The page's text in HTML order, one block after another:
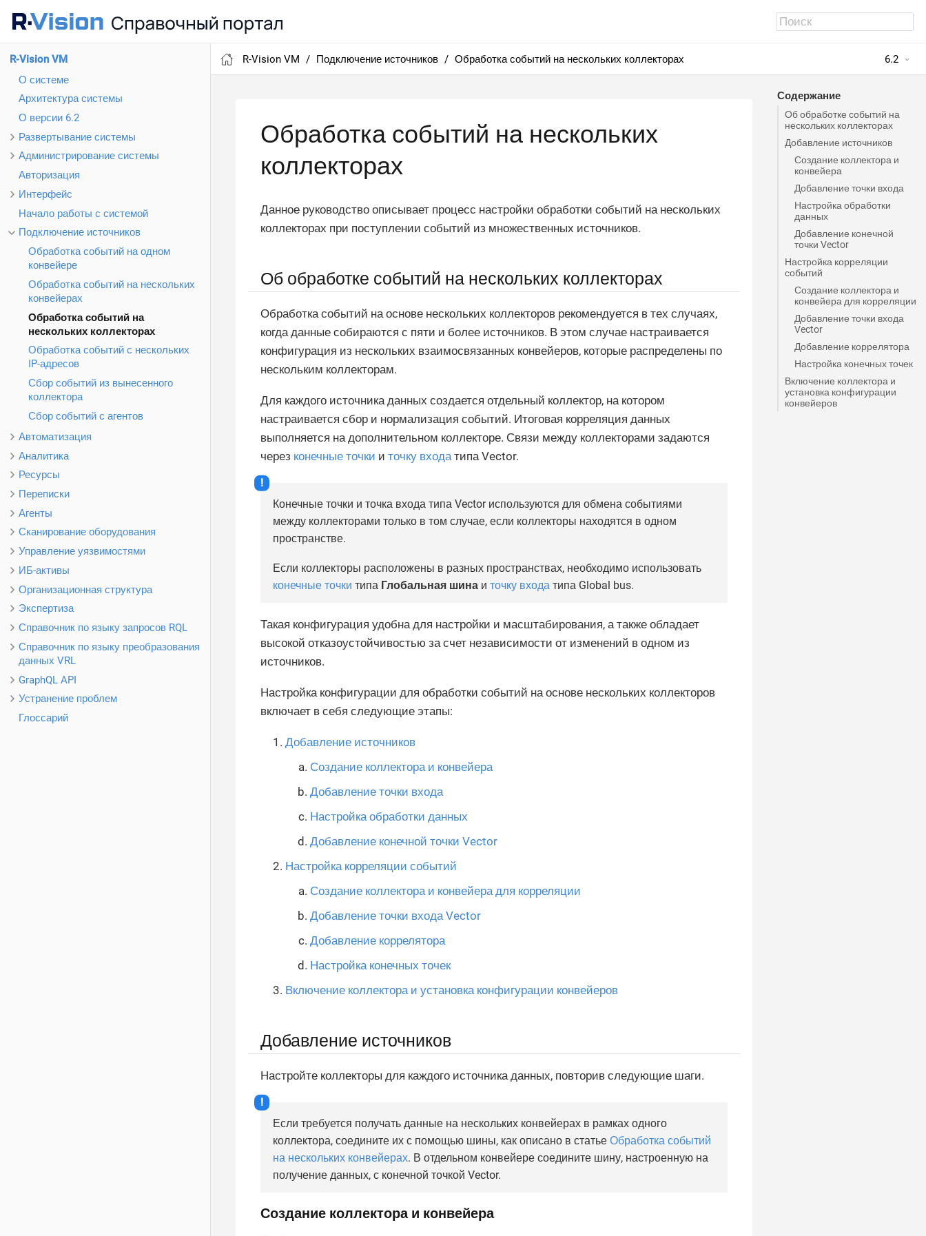
R-Vision VM
О системе
Архитектура системы
О версии 6.2
Развертывание системы
Администрирование системы
Авторизация
Интерфейс
Начало работы с системой
Подключение источников
Обработка событий на одном
конвейере
Обработка событий на нескольких
конвейерах
Обработка событий на
нескольких коллекторах
Обработка событий с нескольких
IP-адресов
Сбор событий из вынесенного
коллектора
Сбор событий с агентов
Автоматизация
Аналитика
Ресурсы
Переписки
Агенты
Сканирование оборудования
Управление уязвимостями
ИБ-активы
Организационная структура
Экспертиза
Справочник по языку запросов RQL
Справочник по языку преобразования
данных VRL
GraphQL API
Устранение проблем
Глоссарий
R-Vision VM Подключение источников Обработка событий на нескольких коллекторах 6.2
Содержание
Об обработке событий на
нескольких коллекторах
Добавление источников
Создание коллектора и
конвейера
Добавление точки входа
Настройка обработки
данных
Добавление конечной
точки Vector
Настройка корреляции
событий
Создание коллектора и
конвейера для корреляции
Добавление точки входа
Vector
Добавление коррелятора
Настройка конечных точек
Включение коллектора и
установка конфигурации
конвейеров
Обработка событий на нескольких
коллекторах
Данное руководство описывает процесс настройки обработки событий на нескольких
коллекторах при поступлении событий из множественных источников.
Об обработке событий на нескольких коллекторах
Обработка событий на основе нескольких коллекторов рекомендуется в тех случаях,
когда данные собираются с пяти и более источников. В этом случае настраивается
конфигурация из нескольких взаимосвязанных конвейеров, которые распределены по
нескольким коллекторам.
Для каждого источника данных создается отдельный коллектор, на котором
настраивается сбор и нормализация событий. Итоговая корреляция данных
выполняется на дополнительном коллекторе. Связи между коллекторами задаются
через конечные точки и точку входа типа Vector.
Конечные точки и точка входа типа Vector используются для обмена событиями
между коллекторами только в том случае, если коллекторы находятся в одном
пространстве.
Если коллекторы расположены в разных пространствах, необходимо использовать
конечные точки типа Глобальная шина и точку входа типа Global bus.
Такая конфигурация удобна для настройки и масштабирования, а также обладает
высокой отказоустойчивостью за счет независимости от изменений в одном из
источников.
Настройка конфигурации для обработки событий на основе нескольких коллекторов
включает в себя следующие этапы:
Добавление источников
Создание коллектора и конвейера
Добавление точки входа
Настройка обработки данных
Добавление конечной точки Vector
Настройка корреляции событий
Создание коллектора и конвейера для корреляции
Добавление точки входа Vector
Добавление коррелятора
Настройка конечных точек
Включение коллектора и установка конфигурации конвейеров
Добавление источников
Настройте коллекторы для каждого источника данных, повторив следующие шаги.
Если требуется получать данные на нескольких конвейерах в рамках одного
коллектора, соедините их с помощью шины, как описано в статье Обработка событий
на нескольких конвейерах. В отдельном конвейере соедините шину, настроенную на
получение данных, с конечной точкой Vector.
Создание коллектора и конвейера